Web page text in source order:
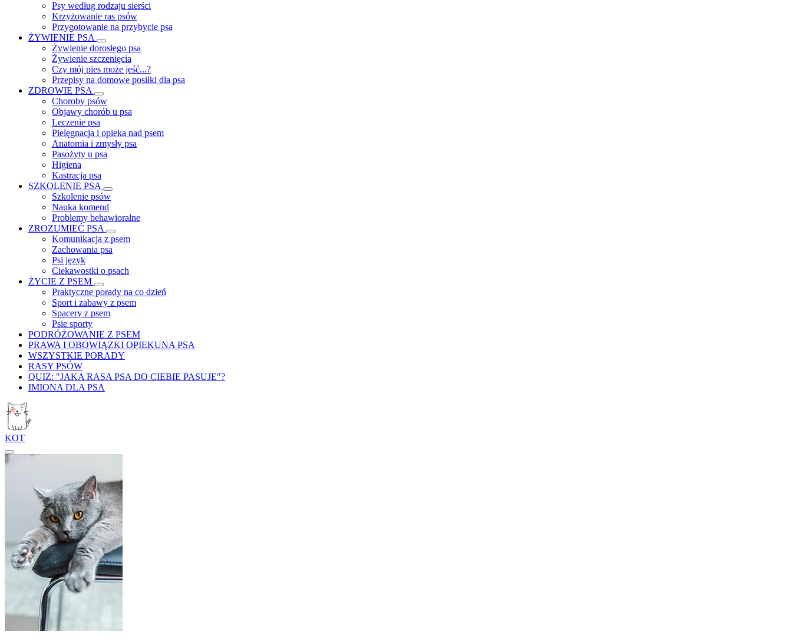
Psy według rodzaju sierści
Krzyżowanie ras psów
Przygotowanie na przybycie psa
ŻYWIENIE PSA
Żywienie dorosłego psa
Żywienie szczenięcia
Czy mój pies może jeść...?
Przepisy na domowe posiłki dla psa
ZDROWIE PSA
Choroby psów
Objawy chorób u psa
Leczenie psa
Pielęgnacja i opieka nad psem
Anatomia i zmysły psa
Pasożyty u psa
Higiena
Kastracja psa
SZKOLENIE PSA
Szkolenie psów
Nauka komend
Problemy behawioralne
ZROZUMIEĆ PSA
Komunikacja z psem
Zachowania psa
Psi język
Ciekawostki o psach
ŻYCIE Z PSEM
Praktyczne porady na co dzień
Sport i zabawy z psem
Spacery z psem
Psie sporty
PODRÓŻOWANIE Z PSEM
PRAWA I OBOWIĄZKI OPIEKUNA PSA
WSZYSTKIE PORADY
RASY PSÓW
QUIZ: "JAKA RASA PSA DO CIEBIE PASUJE"?
IMIONA DLA PSA
KOT